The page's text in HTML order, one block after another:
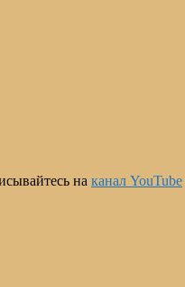
на канал YouTube